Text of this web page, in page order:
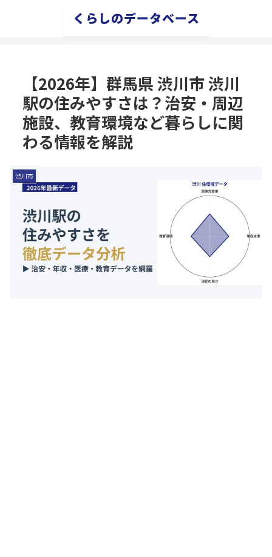
くらしのデータベース
【2026年】群馬県 渋川市 渋川
駅の住みやすさは？治安・周辺
施設、教育環境など暮らしに関
わる情報を解説
渋川市